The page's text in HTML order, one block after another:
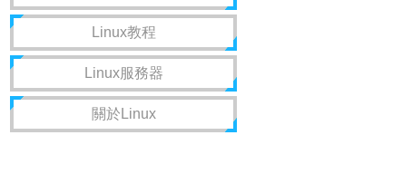
Linux教程
Linux服務器
關於Linux